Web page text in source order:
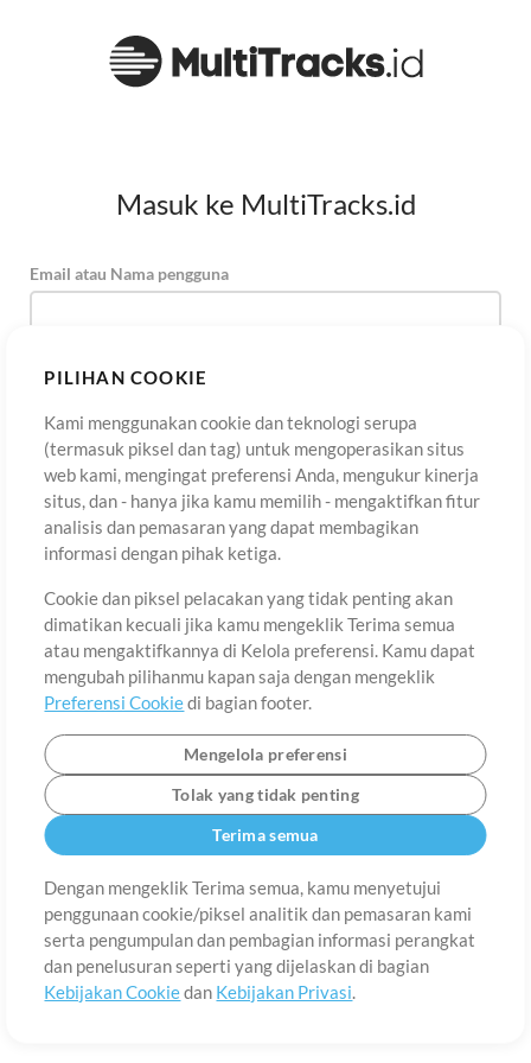
PILIHAN COOKIE
Kami menggunakan cookie dan teknologi serupa
(termasuk piksel dan tag) untuk mengoperasikan situs
web kami, mengingat preferensi Anda, mengukur kinerja
situs, dan - hanya jika kamu memilih - mengaktifkan fitur
analisis dan pemasaran yang dapat membagikan
informasi dengan pihak ketiga.
Cookie dan piksel pelacakan yang tidak penting akan
dimatikan kecuali jika kamu mengeklik Terima semua
atau mengaktifkannya di Kelola preferensi. Kamu dapat
mengubah pilihanmu kapan saja dengan mengeklik
Preferensi Cookiedi bagian footer.
Mengelola preferensi
Tolak yang tidak penting
Terima semua
Dengan mengeklik Terima semua, kamu menyetujui
penggunaan cookie/piksel analitik dan pemasaran kami
serta pengumpulan dan pembagian informasi perangkat
dan penelusuran seperti yang dijelaskan di bagian
Kebijakan Cookiedan Kebijakan Privasi.
Masuk ke MultiTracks.id
Email atau Nama pengguna
DaftarLupa Kata Sandi? Masuk
Tentang Ketentuan Penggunaan Kebijakan Privasi
©2006-2026 oleh MultiTracks.com LLC. Semua Hak Cipta Dilindungi
Undang-Undang.